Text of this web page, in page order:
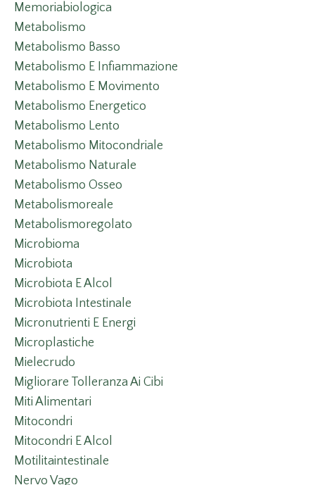
Memoriabiologica
Metabolismo
Metabolismo Basso
Metabolismo E Infiammazione
Metabolismo E Movimento
Metabolismo Energetico
Metabolismo Lento
Metabolismo Mitocondriale
Metabolismo Naturale
Metabolismo Osseo
Metabolismoreale
Metabolismoregolato
Microbioma
Microbiota
Microbiota E Alcol
Microbiota Intestinale
Micronutrienti E Energi
Microplastiche
Mielecrudo
Migliorare Tolleranza Ai Cibi
Miti Alimentari
Mitocondri
Mitocondri E Alcol
Motilitaintestinale
Nervo Vago